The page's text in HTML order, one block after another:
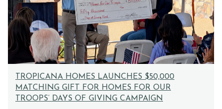
TROPICANA HOMES LAUNCHES $50,000
MATCHING GIFT FOR HOMES FOR OUR
TROOPS’ DAYS OF GIVING CAMPAIGN